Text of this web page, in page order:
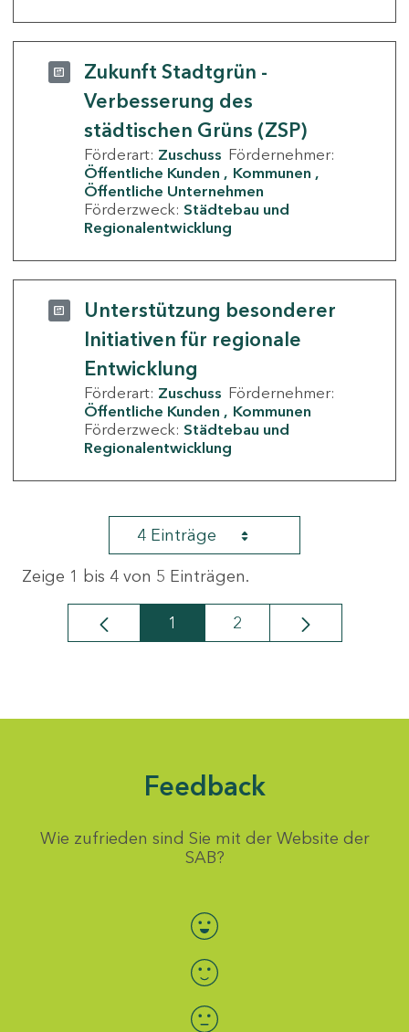
Zukunft Stadtgrün -
Verbesserung des
städtischen Grüns (ZSP)
Förderart: Zuschuss Fördernehmer:
Öffentliche Kunden
Kommunen
Öffentliche Unternehmen
Förderzweck: Städtebau und
Regionalentwicklung
Unterstützung besonderer
Initiativen für regionale
Entwicklung
Förderart: Zuschuss Fördernehmer:
Öffentliche Kunden
Kommunen
Förderzweck: Städtebau und
Regionalentwicklung
4 Einträge
Zeige 1 bis 4 von 5 Einträgen.
Seite
1 Seite
2
Feedback
Wie zufrieden sind Sie mit der Website der
SAB?
Bewertung auswählen